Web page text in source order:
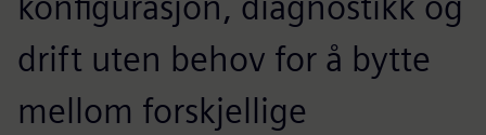
drift uten behov for å bytte
mellom forskjellige